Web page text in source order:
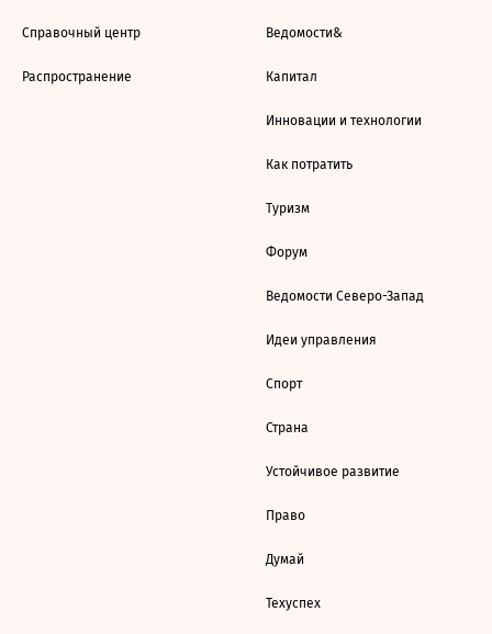
Справочный центр
Распространение
Ведомости&
Капитал
Инновации и технологии
Как потратить
Туризм
Форум
Ведомости Северо-Запад
Идеи управления
Спорт
Страна
Устойчивое развитие
Право
Думай
Техуспех